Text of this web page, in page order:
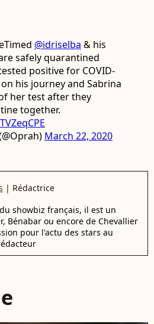
@idriselba & his
safely quarantined
positive for COVID-
his journey and Sabrina
her test after they
together.
March 22, 2020
| Rédactrice
showbiz français, il est un
Bénabar ou encore de Chevallier
pour l'actu des stars au